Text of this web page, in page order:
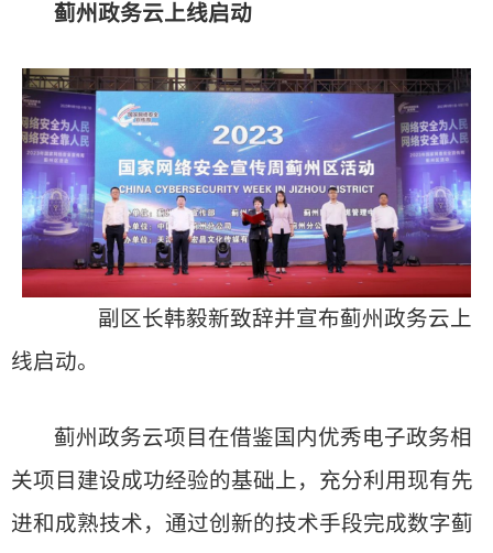
蓟州政务云上线启动
副区长韩毅新致辞并宣布蓟州政务云上
线启动。
蓟州政务云项目在借鉴国内优秀电子政务相
关项目建设成功经验的基础上，充分利用现有先
进和成熟技术，通过创新的技术手段完成数字蓟